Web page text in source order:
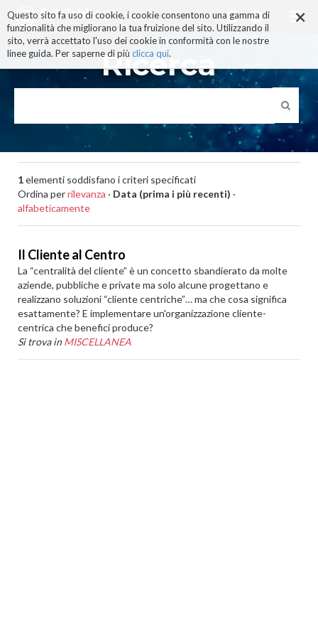
×
Questo sito fa uso di cookie, i cookie consentono una gamma di
funzionalità che migliorano la tua fruizione del sito. Utilizzando il
sito, verrà accettato l'uso dei cookie in conformità con le nostre
linee guida. Per saperne di più clicca qui.
ai
contenuti.
|
alla
navigazione
Ricerca
1elementi soddisfano i criteri specificati
Ordina perrilevanza · Data (prima i più recenti) ·
alfabeticamente
Il Cliente al Centro
La “centralità del cliente” è un concetto sbandierato da molte
aziende, pubbliche e private ma solo alcune progettano e
realizzano soluzioni “cliente centriche”… ma che cosa significa
esattamente? E implementare un'organizzazione cliente-
centrica che benefici produce?
Si trova in MISCELLANEA